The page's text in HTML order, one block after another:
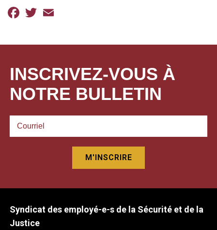
Facebook
Twitter
INSCRIVEZ-VOUS À
NOTRE BULLETIN
Syndicat des employé-e-s de la Sécurité et de la
Justice